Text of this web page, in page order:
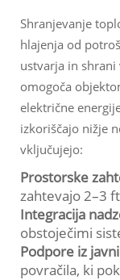
Shranjevanje
hlajenja od
ustvarja in
omogoča
električne
izkoriščajo nižje
vključujejo:
Prostorske
zahtevajo 2–3
Integracija
obstoječimi
Podpore iz
povračila, ki